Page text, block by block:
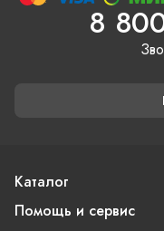
8
Каталог
Помощь и сервис